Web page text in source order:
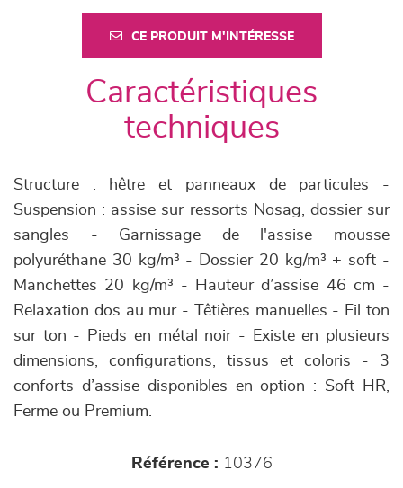
CE PRODUIT M'INTÉRESSE
Caractéristiques
techniques
Structure : hêtre et panneaux de particules -
Suspension : assise sur ressorts Nosag, dossier sur
sangles - Garnissage de l'assise mousse
polyuréthane 30 kg/m³ - Dossier 20 kg/m³ + soft -
Manchettes 20 kg/m³ - Hauteur d’assise 46 cm -
Relaxation dos au mur - Têtières manuelles - Fil ton
sur ton - Pieds en métal noir - Existe en plusieurs
dimensions, configurations, tissus et coloris - 3
conforts d’assise disponibles en option : Soft HR,
Ferme ou Premium.
Référence : 10376